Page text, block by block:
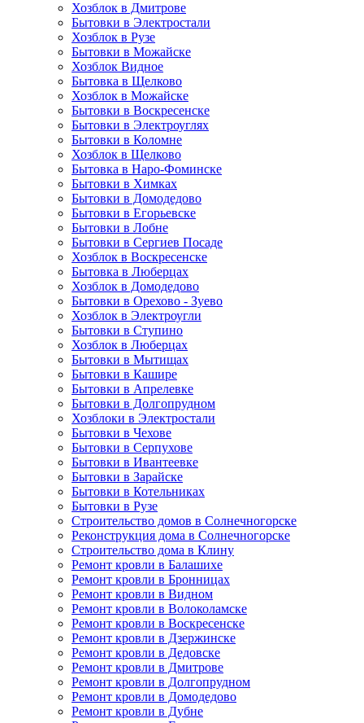
Хозблок в Дмитрове
Бытовки в Электростали
Хозблок в Рузе
Бытовки в Можайске
Хозблок Видное
Бытовкa в Щелково
Хозблок в Можайске
Бытовки в Воскресенске
Бытовки в Электроуглях
Бытовки в Коломне
Хозблок в Щелково
Бытовка в Наро-Фоминске
Бытовки в Химках
Бытовки в Домодедово
Бытовки в Егорьевске
Бытовки в Лобне
Бытовки в Сергиев Посаде
Хозблок в Воскресенске
Бытовка в Люберцах
Хозблок в Домодедово
Бытовки в Орехово - Зуево
Хозблок в Электроугли
Бытовки в Ступино
Хозблок в Люберцах
Бытовки в Мытищах
Бытовки в Кашире
Бытовки в Апрелевке
Бытовки в Долгопрудном
Хозблоки в Электростали
Бытовки в Чехове
Бытовки в Серпухове
Бытовки в Ивантеевке
Бытовки в Зарайске
Бытовки в Котельниках
Бытовки в Рузе
Строительство домов в Солнечногорске
Реконструкция дома в Солнечногорске
Строительство дома в Клину
Ремонт кровли в Балашихе
Ремонт кровли в Бронницах
Ремонт кровли в Видном
Ремонт кровли в Волоколамске
Ремонт кровли в Воскресенске
Ремонт кровли в Дзержинске
Ремонт кровли в Дедовске
Ремонт кровли в Дмитрове
Ремонт кровли в Долгопрудном
Ремонт кровли в Домодедово
Ремонт кровли в Дубне